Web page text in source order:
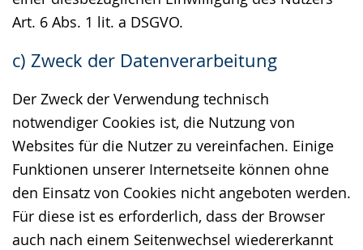
Art. 6 Abs. 1 lit. a DSGVO.
c) Zweck der Datenverarbeitung
Der Zweck der Verwendung technisch
notwendiger Cookies ist, die Nutzung von
Websites für die Nutzer zu vereinfachen. Einige
Funktionen unserer Internetseite können ohne
den Einsatz von Cookies nicht angeboten werden.
Für diese ist es erforderlich, dass der Browser
auch nach einem Seitenwechsel wiedererkannt